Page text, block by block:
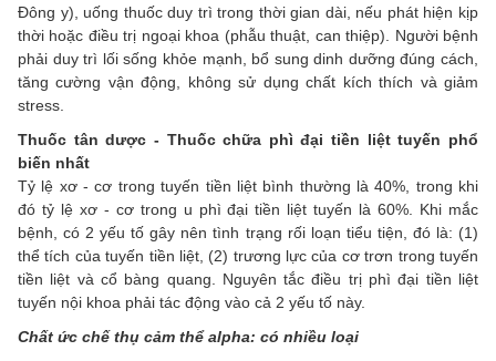
Đông y), uống thuốc duy trì trong thời gian dài, nếu phát hiện kịp
thời hoặc điều trị ngoại khoa (phẫu thuật, can thiệp). Người bệnh
phải duy trì lối sống khỏe mạnh, bổ sung dinh dưỡng đúng cách,
tăng cường vận động, không sử dụng chất kích thích và giảm
stress.
Thuốc tân dược - Thuốc chữa phì đại tiền liệt tuyến phổ
biến nhất
Tỷ lệ xơ - cơ trong tuyến tiền liệt bình thường là 40%, trong khi
đó tỷ lệ xơ - cơ trong u phì đại tiền liệt tuyến là 60%. Khi mắc
bệnh, có 2 yếu tố gây nên tình trạng rối loạn tiểu tiện, đó là: (1)
thể tích của tuyến tiền liệt, (2) trương lực của cơ trơn trong tuyến
tiền liệt và cổ bàng quang. Nguyên tắc điều trị phì đại tiền liệt
tuyến nội khoa phải tác động vào cả 2 yếu tố này.
Chất ức chế thụ cảm thể alpha: có nhiều loại